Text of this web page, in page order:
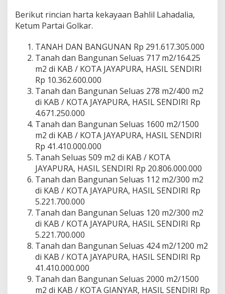
Berikut rincian harta kekayaan Bahlil Lahadalia,
Ketum Partai Golkar.
TANAH DAN BANGUNAN Rp 291.617.305.000
Tanah dan Bangunan Seluas 717 m2/164.25
m2 di KAB / KOTA JAYAPURA, HASIL SENDIRI
Rp 10.362.600.000
Tanah dan Bangunan Seluas 278 m2/400 m2
di KAB / KOTA JAYAPURA, HASIL SENDIRI Rp
4.671.250.000
Tanah dan Bangunan Seluas 1600 m2/1500
m2 di KAB / KOTA JAYAPURA, HASIL SENDIRI
Rp 41.410.000.000
Tanah Seluas 509 m2 di KAB / KOTA
JAYAPURA, HASIL SENDIRI Rp 20.806.000.000
Tanah dan Bangunan Seluas 112 m2/300 m2
di KAB / KOTA JAYAPURA, HASIL SENDIRI Rp
5.221.700.000
Tanah dan Bangunan Seluas 120 m2/300 m2
di KAB / KOTA JAYAPURA, HASIL SENDIRI Rp
5.221.700.000
Tanah dan Bangunan Seluas 424 m2/1200 m2
di KAB / KOTA JAYAPURA, HASIL SENDIRI Rp
41.410.000.000
Tanah dan Bangunan Seluas 2000 m2/1500
m2 di KAB / KOTA GIANYAR, HASIL SENDIRI Rp